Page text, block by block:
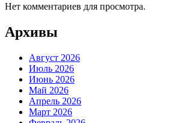
Нет комментариев для просмотра.
Архивы
Август 2026
Июль 2026
Июнь 2026
Май 2026
Апрель 2026
Март 2026